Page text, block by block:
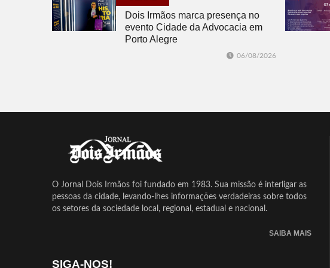
Dois Irmãos marca presença no
evento Cidade da Advocacia em
Porto Alegre
06/08/2026
O Jornal Dois Irmãos foi fundado em 1983. Sua missão é interligar as
pessoas da cidade, levando-lhes informações verdadeiras sobre todos
os setores da sociedade local, regional, estadual e nacional.
SAIBA MAIS
SIGA-NOS!